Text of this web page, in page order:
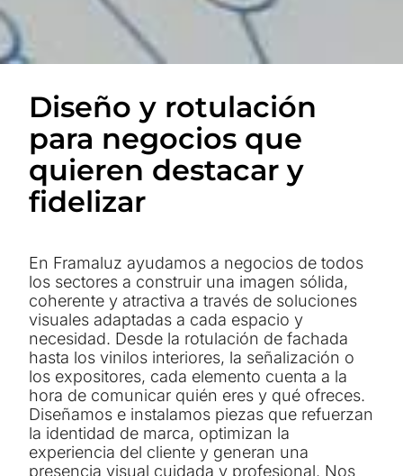
Diseño y rotulación
para negocios que
quieren destacar y
fidelizar
En Framaluz ayudamos a negocios de todos
los sectores a construir una imagen sólida,
coherente y atractiva a través de soluciones
visuales adaptadas a cada espacio y
necesidad. Desde la rotulación de fachada
hasta los vinilos interiores, la señalización o
los expositores, cada elemento cuenta a la
hora de comunicar quién eres y qué ofreces.
Diseñamos e instalamos piezas que refuerzan
la identidad de marca, optimizan la
experiencia del cliente y generan una
presencia visual cuidada y profesional. Nos